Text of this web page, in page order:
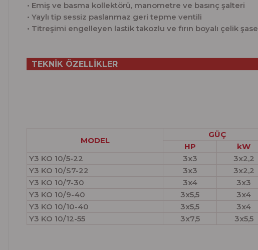
• Emiş ve basma kollektörü, manometre ve basınç şalteri
• Yaylı tip sessiz paslanmaz geri tepme ventili
• Titreşimi engelleyen lastik takozlu ve fırın boyalı çelik şase
TEKNİK ÖZELLİKLER
MODEL
GÜÇ
HP kW
Y3 KO 10/5-22
3x3 3x2,2
Y3 KO 10/S7-22
3x3 3x2,2
Y3 KO 10/7-30
3x4 3x3
Y3 KO 10/9-40
3x5,5 3x4
Y3 KO 10/10-40
3x5,5 3x4
Y3 KO 10/12-55
3x7,5 3x5,5